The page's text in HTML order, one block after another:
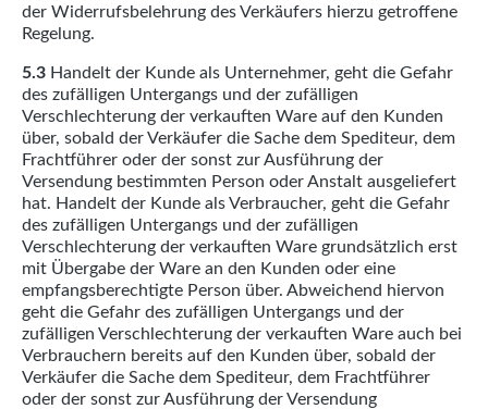
der Widerrufsbelehrung des Verkäufers hierzu getroffene
Regelung.
5.3 Handelt der Kunde als Unternehmer, geht die Gefahr
des zufälligen Untergangs und der zufälligen
Verschlechterung der verkauften Ware auf den Kunden
über, sobald der Verkäufer die Sache dem Spediteur, dem
Frachtführer oder der sonst zur Ausführung der
Versendung bestimmten Person oder Anstalt ausgeliefert
hat. Handelt der Kunde als Verbraucher, geht die Gefahr
des zufälligen Untergangs und der zufälligen
Verschlechterung der verkauften Ware grundsätzlich erst
mit Übergabe der Ware an den Kunden oder eine
empfangsberechtigte Person über. Abweichend hiervon
geht die Gefahr des zufälligen Untergangs und der
zufälligen Verschlechterung der verkauften Ware auch bei
Verbrauchern bereits auf den Kunden über, sobald der
Verkäufer die Sache dem Spediteur, dem Frachtführer
oder der sonst zur Ausführung der Versendung